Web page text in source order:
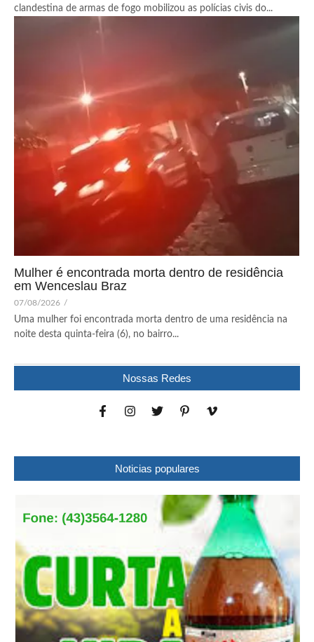
clandestina de armas de fogo mobilizou as polícias civis do...
Mulher é encontrada morta dentro de residência
em Wenceslau Braz
07/08/2026 /
Uma mulher foi encontrada morta dentro de uma residência na
noite desta quinta-feira (6), no bairro...
Nossas Redes
Noticias populares